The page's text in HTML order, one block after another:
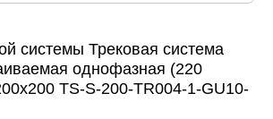
системы Трековая система
однофазная (220
TS-S-200-TR004-1-GU10-